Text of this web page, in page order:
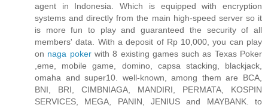
agent in Indonesia. Which is equipped with encryption
systems and directly from the main high-speed server so it
is more fun to play and guaranteed the security of all
members' data. With a deposit of Rp 10,000, you can play
on naga pokerwith 8 existing games such as Texas Poker
,eme, mobile game, domino, capsa stacking, blackjack,
omaha and super10. well-known, among them are BCA,
BNI, BRI, CIMBNIAGA, MANDIRI, PERMATA, KOSPIN
SERVICES, MEGA, PANIN, JENIUS and MAYBANK. to